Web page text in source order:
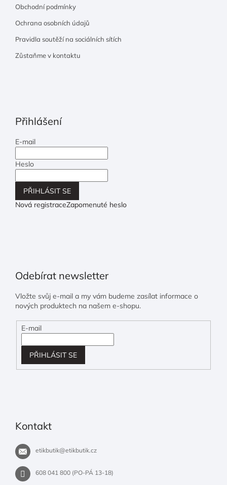
Obchodní podmínky
Ochrana osobních údajů
Pravidla soutěží na sociálních sítích
Zůstaňme v kontaktu
Přihlášení
E-mail
Heslo
PŘIHLÁSIT SE
Nová registraceZapomenuté heslo
Odebírat newsletter
Vložte svůj e-mail a my vám budeme zasílat informace o
nových produktech na našem e-shopu.
E-mail
PŘIHLÁSIT SE
Kontakt
etikbutik@etikbutik.cz
608 041 800 (PO-PÁ 13-18)